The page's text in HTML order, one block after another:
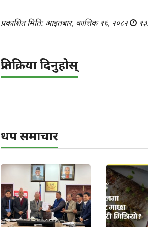
प्रकाशित मिति: आइतबार, कात्तिक १६, २०८२
प्रतिक्रिया दिनुहोस्
थप समाचार